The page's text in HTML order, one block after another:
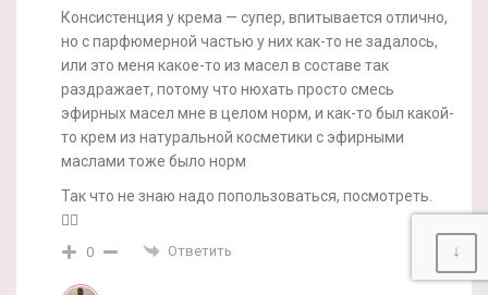
Консистенция у крема — супер, впитывается отлично,
но с парфюмерной частью у них как-то не задалось,
или это меня какое-то из масел в составе так
раздражает, потому что нюхать просто смесь
эфирных масел мне в целом норм, и как-то был какой-
то крем из натуральной косметики с эфирными
маслами тоже было норм
Так что не знаю надо попользоваться, посмотреть.
🤷‍♀️
0 Ответить ↓